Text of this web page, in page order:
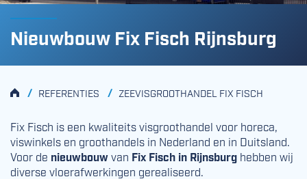
Nieuwbouw Fix Fisch Rijnsburg
HOMEREFERENTIES
/ ZEEVISGROOTHANDEL FIX FISCH
/
Fix Fisch is een kwaliteits visgroothandel voor horeca,
viswinkels en groothandels in Nederland en in Duitsland.
Voor de nieuwbouw van Fix Fisch in Rijnsburg hebben wij
diverse vloerafwerkingen gerealiseerd.